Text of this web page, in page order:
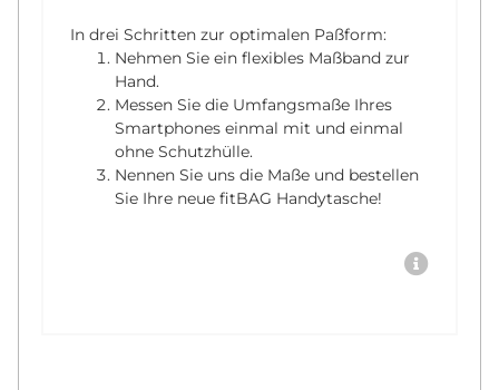
In drei Schritten zur optimalen Paßform:
Nehmen Sie ein flexibles Maßband zur
Hand.
Messen Sie die Umfangsmaße Ihres
Smartphones einmal mit und einmal
ohne Schutzhülle.
Nennen Sie uns die Maße und bestellen
Sie Ihre neue fitBAG Handytasche!